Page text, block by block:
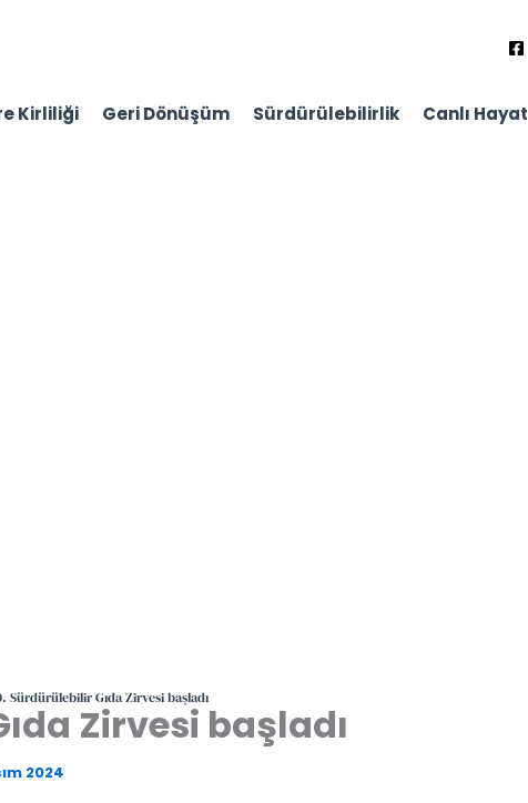
Kirliliği Geri Dönüşüm Sürdürülebilirlik Canlı Hayat
Sürdürülebilir Gıda Zirvesi başladı
Zirvesi başladı
2024